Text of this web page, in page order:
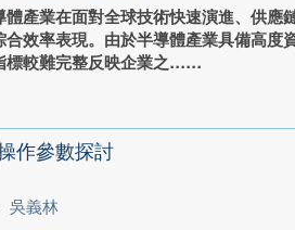
產業在面對全球技術快速演進、供應
效率表現。由於半導體產業具備高度
標較難完整反映企業之...
作參數探討
吳義林